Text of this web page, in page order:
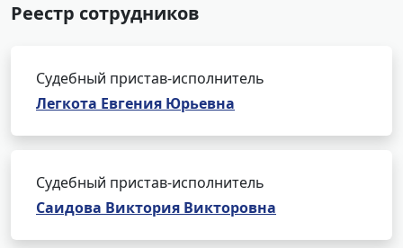
Реестр сотрудников
Судебный пристав-исполнитель
Легкота Евгения Юрьевна
Судебный пристав-исполнитель
Саидова Виктория Викторовна